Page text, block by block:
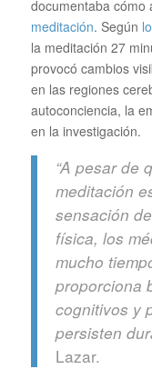
documentaba cómo
meditación. Según
la meditación 27
provocó cambios
en las regiones
autoconciencia, la
en la investigación.
“A pesar de
meditación
sensación de
física, los
mucho
proporciona
cognitivos y
persisten
Lazar.